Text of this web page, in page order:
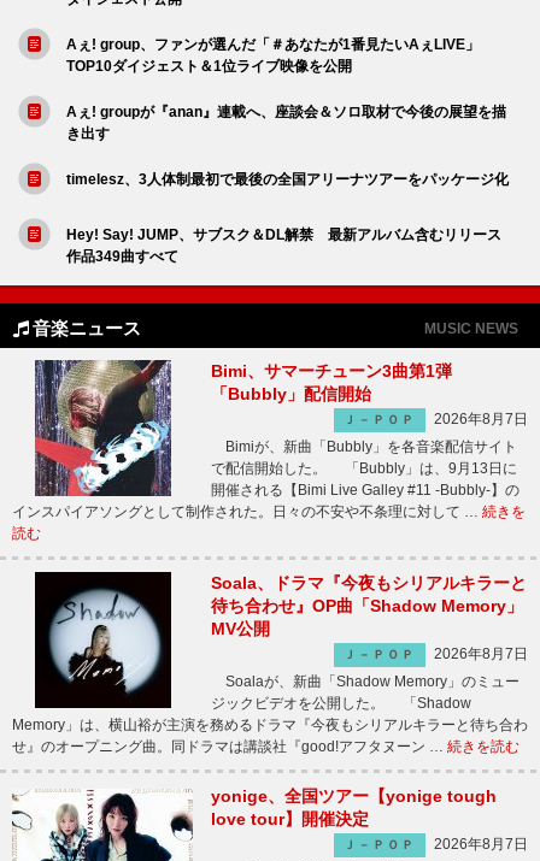
Aぇ! group、ファンが選んだ「＃あなたが1番見たいAぇLIVE」
TOP10ダイジェスト＆1位ライブ映像を公開
Aぇ! groupが『anan』連載へ、座談会＆ソロ取材で今後の展望を描
き出す
timelesz、3人体制最初で最後の全国アリーナツアーをパッケージ化
Hey! Say! JUMP、サブスク＆DL解禁 最新アルバム含むリリース
作品349曲すべて
音楽ニュース MUSIC NEWS
Bimi、サマーチューン3曲第1弾
「Bubbly」配信開始
Ｊ－ＰＯＰ
2026年8月7日
Bimiが、新曲「Bubbly」を各音楽配信サイト
で配信開始した。 「Bubbly」は、9月13日に
開催される【Bimi Live Galley #11 -Bubbly-】の
インスパイアソングとして制作された。日々の不安や不条理に対して … 続きを
読む
Soala、ドラマ『今夜もシリアルキラーと
待ち合わせ』OP曲「Shadow Memory」
MV公開
Ｊ－ＰＯＰ
2026年8月7日
Soalaが、新曲「Shadow Memory」のミュー
ジックビデオを公開した。 「Shadow
Memory」は、横山裕が主演を務めるドラマ『今夜もシリアルキラーと待ち合わ
せ』のオープニング曲。同ドラマは講談社『good!アフタヌーン … 続きを読む
yonige、全国ツアー【yonige tough
love tour】開催決定
Ｊ－ＰＯＰ
2026年8月7日